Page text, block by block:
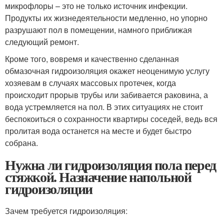
микрофлоры – это не только источник инфекции.
Продукты их жизнедеятельности медленно, но упорно
разрушают пол в помещении, намного приближая
следующий ремонт.
Кроме того, вовремя и качественно сделанная
обмазочная гидроизоляция окажет неоценимую услугу
хозяевам в случаях массовых протечек, когда
происходит прорыв трубы или забивается раковина, а
вода устремляется на пол. В этих ситуациях не стоит
беспокоиться о сохранности квартиры соседей, ведь вся
пролитая вода останется на месте и будет быстро
собрана.
Нужна ли гидроизоляция пола перед
стяжкой. Назначение напольной
гидроизоляции
Зачем требуется гидроизоляция: